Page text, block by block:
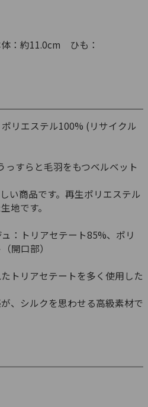
体：約11.0cm ひも：
ポリエステル100% (リサイクル
っすらと毛羽をもつベルベット
い商品です。再生ポリエステル
地です。
：トリアセテート85%、ポリ
開口部）
トリアセテートを多く使用した
、シルクを思わせる高級素材で